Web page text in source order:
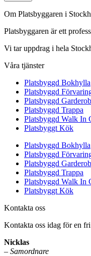
Om Platsbyggaren i
Platsbyggaren är ett
Vi tar uppdrag i hela
Våra tjänster
Platsbyggd Bokhylla
Platsbyggd
Platsbyggd Garderob
Platsbyggd Trappa
Platsbyggd Walk In
Platsbyggt Kök
Platsbyggd Bokhylla
Platsbyggd
Platsbyggd Garderob
Platsbyggd Trappa
Platsbyggd Walk In
Platsbyggt Kök
Kontakta oss
Kontakta oss idag för en
Nicklas
– Samordnare